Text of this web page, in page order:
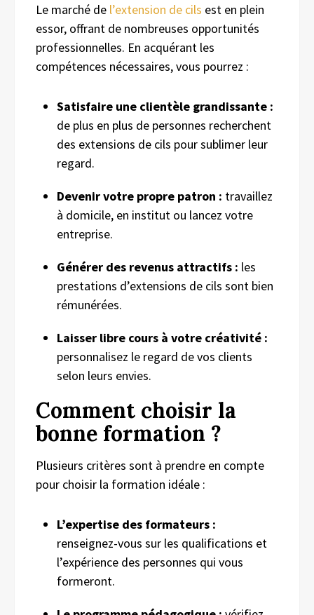
Le marché de l’extension de cils est en plein
essor, offrant de nombreuses opportunités
professionnelles. En acquérant les
compétences nécessaires, vous pourrez :
Satisfaire une clientèle grandissante :
de plus en plus de personnes recherchent
des extensions de cils pour sublimer leur
regard.
Devenir votre propre patron : travaillez
à domicile, en institut ou lancez votre
entreprise.
Générer des revenus attractifs : les
prestations d’extensions de cils sont bien
rémunérées.
Laisser libre cours à votre créativité :
personnalisez le regard de vos clients
selon leurs envies.
Comment choisir la
bonne formation ?
Plusieurs critères sont à prendre en compte
pour choisir la formation idéale :
L’expertise des formateurs :
renseignez-vous sur les qualifications et
l’expérience des personnes qui vous
formeront.